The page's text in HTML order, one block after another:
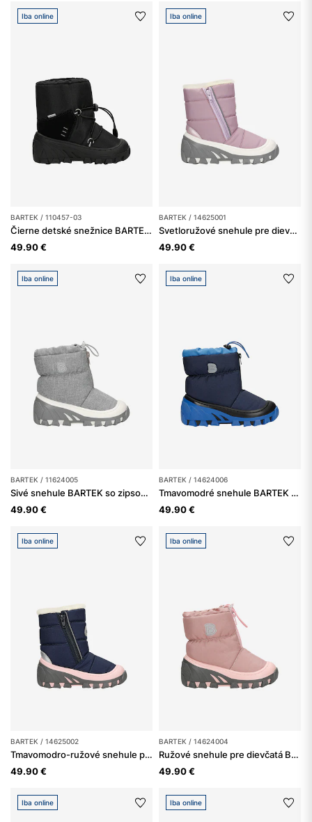
Iba online
BARTEK / 110457-03
Čierne detské snežnice BARTEK 110457-03
49.90 €
Iba online
BARTEK / 14625001
Svetloružové snehule pre dievčatá BARTEK 14625001
49.90 €
Iba online
BARTEK / 11624005
Sivé snehule BARTEK so zipsom 11624005
49.90 €
Iba online
BARTEK / 14624006
Tmavomodré snehule BARTEK pre chlapcov 14624006
49.90 €
Iba online
BARTEK / 14625002
Tmavomodro-ružové snehule pre dievčatá BARTEK 14625002
49.90 €
Iba online
BARTEK / 14624004
Ružové snehule pre dievčatá BARTEK 14624004 zateplené prírodnou vlnou
49.90 €
Iba online Iba online